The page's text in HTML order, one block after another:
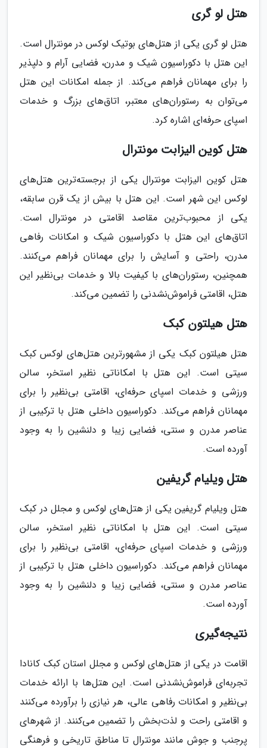
هتل لو گری
هتل لو گری یکی از هتل‌های بوتیک لوکس در مونترال است.
این هتل با دکوراسیون شیک و مدرن، فضایی آرام و دلپذیر
را برای مهمانان فراهم می‌کند. از جمله امکانات این هتل
می‌توان به رستوران‌های معتبر، اتاق‌های بزرگ و خدمات
اسپای حرفه‌ای اشاره کرد.
هتل کوین الیزابت مونترال
هتل کوین الیزابت مونترال یکی از برجسته‌ترین هتل‌های
لوکس این شهر است. این هتل با بیش از یک قرن سابقه،
یکی از محبوب‌ترین مقاصد اقامتی در مونترال است.
اتاق‌های این هتل با دکوراسیون شیک و امکانات رفاهی
مدرن، راحتی و آسایش را برای مهمانان فراهم می‌کنند.
همچنین، رستوران‌های با کیفیت بالا و خدمات بی‌نظیر این
هتل، اقامتی فراموش‌نشدنی را تضمین می‌کند.
هتل هیلتون کبک
هتل هیلتون کبک یکی از مشهورترین هتل‌های لوکس کبک
سیتی است. این هتل با امکاناتی نظیر استخر، سالن
ورزشی و خدمات اسپای حرفه‌ای، اقامتی بی‌نظیر را برای
مهمانان فراهم می‌کند. دکوراسیون داخلی هتل با ترکیبی از
عناصر مدرن و سنتی، فضایی زیبا و دلنشین را به وجود
آورده است.
هتل ویلیام گریفین
هتل ویلیام گریفین یکی از هتل‌های لوکس و مجلل در کبک
سیتی است. این هتل با امکاناتی نظیر استخر، سالن
ورزشی و خدمات اسپای حرفه‌ای، اقامتی بی‌نظیر را برای
مهمانان فراهم می‌کند. دکوراسیون داخلی هتل با ترکیبی از
عناصر مدرن و سنتی، فضایی زیبا و دلنشین را به وجود
آورده است.
نتیجه‌گیری
اقامت در یکی از هتل‌های لوکس و مجلل استان کبک کانادا
تجربه‌ای فراموش‌نشدنی است. این هتل‌ها با ارائه خدمات
بی‌نظیر و امکانات رفاهی عالی، هر نیازی را برآورده می‌کنند
و اقامتی راحت و لذت‌بخش را تضمین می‌کنند. از شهرهای
پرجنب و جوش مانند مونترال تا مناطق تاریخی و فرهنگی